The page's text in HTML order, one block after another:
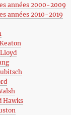
années 2000-2009
années 2010-2019
Hawks